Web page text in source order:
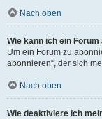
Nach oben
Wie kann ich ein
Um ein Forum zu
abonnieren“, der sich
Nach oben
Wie deaktiviere ich